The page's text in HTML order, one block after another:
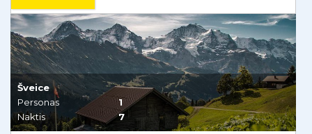
Šveice
Personas
1
Naktis
7